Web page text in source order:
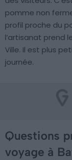
pomme non
profil proche du
l’artisanat prend
Ville. Il est plus
journée.
Questions
voyage à